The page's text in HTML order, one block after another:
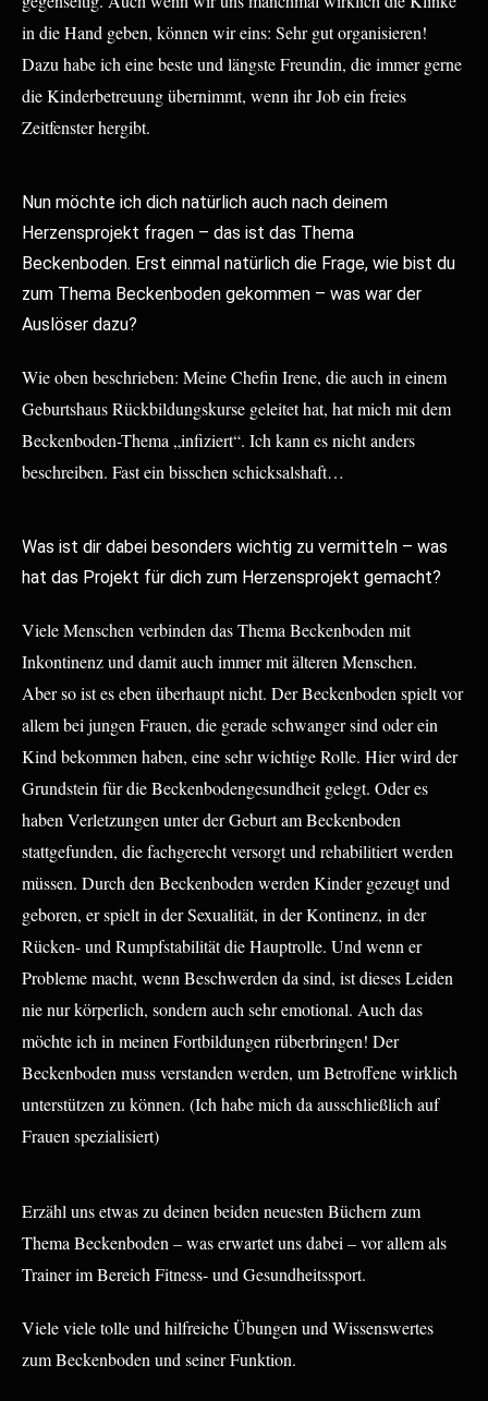
in die Hand geben, können wir eins: Sehr gut organisieren!
Dazu habe ich eine beste und längste Freundin, die immer gerne
die Kinderbetreuung übernimmt, wenn ihr Job ein freies
Zeitfenster hergibt.
Nun möchte ich dich natürlich auch nach deinem
Herzensprojekt fragen – das ist das Thema
Beckenboden. Erst einmal natürlich die Frage, wie bist du
zum Thema Beckenboden gekommen – was war der
Auslöser dazu?
Wie oben beschrieben: Meine Chefin Irene, die auch in einem
Geburtshaus Rückbildungskurse geleitet hat, hat mich mit dem
Beckenboden-Thema „infiziert“. Ich kann es nicht anders
beschreiben. Fast ein bisschen schicksalshaft…
Was ist dir dabei besonders wichtig zu vermitteln – was
hat das Projekt für dich zum Herzensprojekt gemacht?
Viele Menschen verbinden das Thema Beckenboden mit
Inkontinenz und damit auch immer mit älteren Menschen.
Aber so ist es eben überhaupt nicht. Der Beckenboden spielt vor
allem bei jungen Frauen, die gerade schwanger sind oder ein
Kind bekommen haben, eine sehr wichtige Rolle. Hier wird der
Grundstein für die Beckenbodengesundheit gelegt. Oder es
haben Verletzungen unter der Geburt am Beckenboden
stattgefunden, die fachgerecht versorgt und rehabilitiert werden
müssen. Durch den Beckenboden werden Kinder gezeugt und
geboren, er spielt in der Sexualität, in der Kontinenz, in der
Rücken- und Rumpfstabilität die Hauptrolle. Und wenn er
Probleme macht, wenn Beschwerden da sind, ist dieses Leiden
nie nur körperlich, sondern auch sehr emotional. Auch das
möchte ich in meinen Fortbildungen rüberbringen! Der
Beckenboden muss verstanden werden, um Betroffene wirklich
unterstützen zu können. (Ich habe mich da ausschließlich auf
Frauen spezialisiert)
Erzähl uns etwas zu deinen beiden neuesten Büchern zum
Thema Beckenboden – was erwartet uns dabei – vor allem als
Trainer im Bereich Fitness- und Gesundheitssport.
Viele viele tolle und hilfreiche Übungen und Wissenswertes
zum Beckenboden und seiner Funktion.